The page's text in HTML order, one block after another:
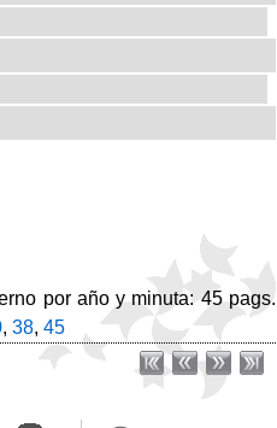
por año y minuta: 45 pags.
, 38, 45